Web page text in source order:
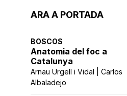
ARA A PORTADA
BOSCOS
Anatomia del foc a
Catalunya
Arnau Urgell i Vidal | Carlos
Albaladejo